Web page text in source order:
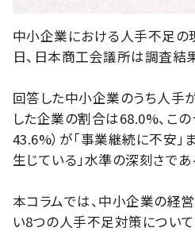
中小企業における人手不足の
日、日本商工会議所は調査結
回答した中小企業のうち人手
した企業の割合は68.0%、こ
43.6%）が「事業継続に不安
生じている」水準の深刻さであ
本コラムでは、中小企業の経
い8つの人手不足対策について